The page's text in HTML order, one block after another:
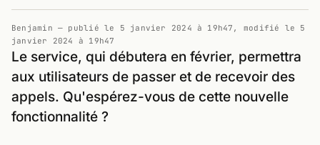
Benjamin — publié le 5 janvier 2024 à 19h47 , modifié le 5
janvier 2024 à 19h47
Le service, qui débutera en février, permettra
aux utilisateurs de passer et de recevoir des
appels. Qu'espérez-vous de cette nouvelle
fonctionnalité ?